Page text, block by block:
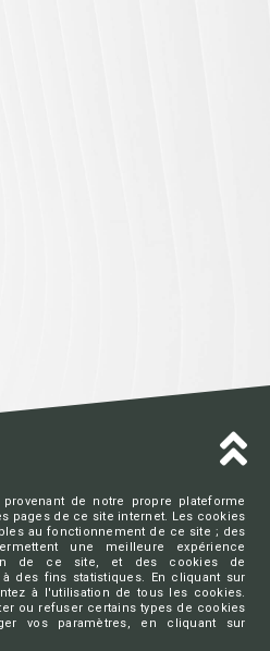
francophones
de Belgique
de notre propre plateforme
pages de ce site internet. Les cookies
au fonctionnement de ce site ; des
une meilleure expérience
de ce site, et des cookies de
des fins statistiques. En cliquant sur
à l'utilisation de tous les cookies.
ou refuser certains types de cookies
vos paramètres, en cliquant sur